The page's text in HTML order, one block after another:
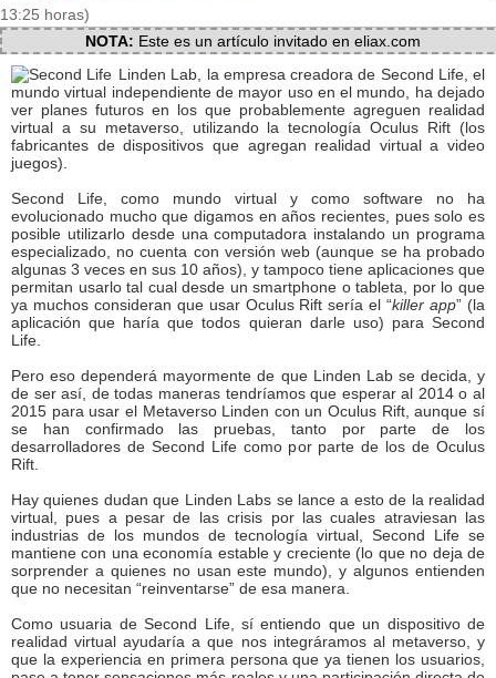
13:25 horas)
NOTA: Este es un artículo invitado en eliax.com
Linden Lab, la empresa creadora de Second Life, el
mundo virtual independiente de mayor uso en el mundo, ha dejado
ver planes futuros en los que probablemente agreguen realidad
virtual a su metaverso, utilizando la tecnología Oculus Rift (los
fabricantes de dispositivos que agregan realidad virtual a video
juegos).
Second Life, como mundo virtual y como software no ha
evolucionado mucho que digamos en años recientes, pues solo es
posible utilizarlo desde una computadora instalando un programa
especializado, no cuenta con versión web (aunque se ha probado
algunas 3 veces en sus 10 años), y tampoco tiene aplicaciones que
permitan usarlo tal cual desde un smartphone o tableta, por lo que
ya muchos consideran que usar Oculus Rift sería el “killer app” (la
aplicación que haría que todos quieran darle uso) para Second
Life.
Pero eso dependerá mayormente de que Linden Lab se decida, y
de ser así, de todas maneras tendríamos que esperar al 2014 o al
2015 para usar el Metaverso Linden con un Oculus Rift, aunque sí
se han confirmado las pruebas, tanto por parte de los
desarrolladores de Second Life como por parte de los de Oculus
Rift.
Hay quienes dudan que Linden Labs se lance a esto de la realidad
virtual, pues a pesar de las crisis por las cuales atraviesan las
industrias de los mundos de tecnología virtual, Second Life se
mantiene con una economía estable y creciente (lo que no deja de
sorprender a quienes no usan este mundo), y algunos entienden
que no necesitan “reinventarse” de esa manera.
Como usuaria de Second Life, sí entiendo que un dispositivo de
realidad virtual ayudaría a que nos integráramos al metaverso, y
que la experiencia en primera persona que ya tienen los usuarios,